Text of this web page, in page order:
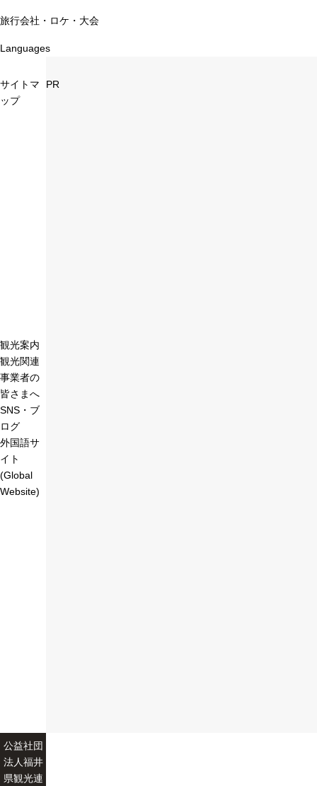
旅行会社・ロケ・大会
Languages
サイトマ
ップ
観光案内
観光関連
事業者の
皆さまへ
SNS・ブ
ログ
外国語サ
イト
(Global
Website)
PR
公益社団
法人福井
県観光連